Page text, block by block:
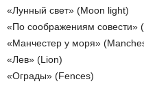
«Лунный свет» (Moon light)
«По соображениям совести»
«Манчестер у моря»
«Лев» (Lion)
«Ограды» (Fences)